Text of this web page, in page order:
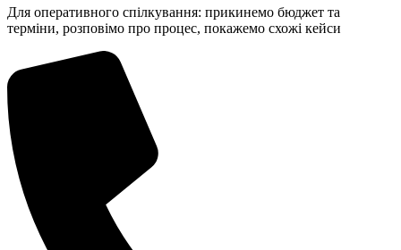
Для оперативного спілкування: прикинемо бюджет та
терміни, розповімо про процес, покажемо схожі кейси